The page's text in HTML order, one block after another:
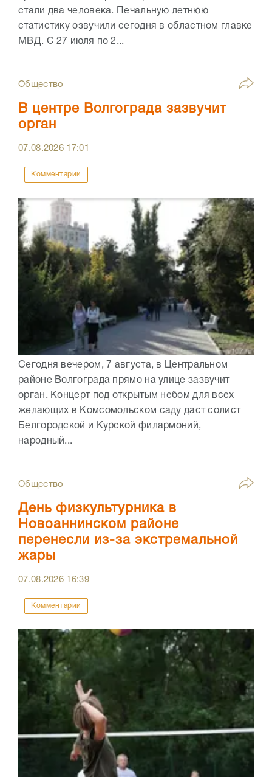
стали два человека. Печальную летнюю
статистику озвучили сегодня в областном главке
МВД. С 27 июля по 2...
Общество
В центре Волгограда зазвучит
орган
07.08.2026 17:01
Комментарии
Сегодня вечером, 7 августа, в Центральном
районе Волгограда прямо на улице зазвучит
орган. Концерт под открытым небом для всех
желающих в Комсомольском саду даст солист
Белгородской и Курской филармоний,
народный...
Общество
День физкультурника в
Новоаннинском районе
перенесли из-за экстремальной
жары
07.08.2026 16:39
Комментарии